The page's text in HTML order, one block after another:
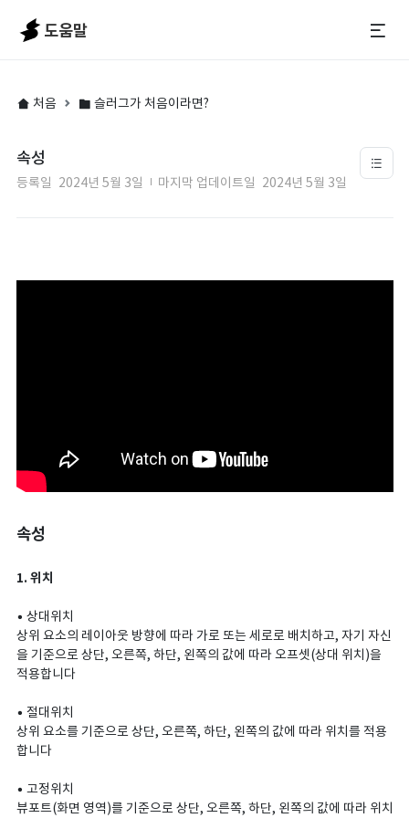
도움말
처음 슬러그가 처음이라면?
속성
등록일 2024년 5월 3일 마지막 업데이트일 2024년 5월 3일
속성
1. 위치
• 상대위치
상위 요소의 레이아웃 방향에 따라 가로 또는 세로로 배치하고, 자기 자신
을 기준으로 상단, 오른쪽, 하단, 왼쪽의 값에 따라 오프셋(상대 위치)을
적용합니다
• 절대위치
상위 요소를 기준으로 상단, 오른쪽, 하단, 왼쪽의 값에 따라 위치를 적용
합니다
• 고정위치
뷰포트(화면 영역)를 기준으로 상단, 오른쪽, 하단, 왼쪽의 값에 따라 위치